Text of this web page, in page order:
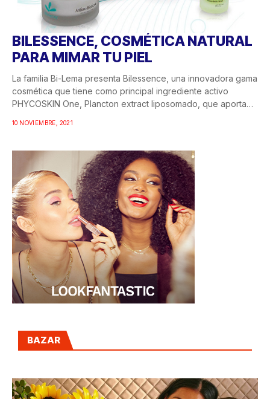
BILESSENCE, COSMÉTICA NATURAL
PARA MIMAR TU PIEL
La familia Bi-Lema presenta Bilessence, una innovadora gama
cosmética que tiene como principal ingrediente activo
PHYCOSKIN One, Plancton extract liposomado, que aporta
10 NOVIEMBRE, 2021
BAZAR